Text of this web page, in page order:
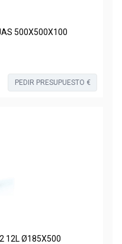
500X500X100
PEDIR PRESUPUESTO €
12L Ø185X500